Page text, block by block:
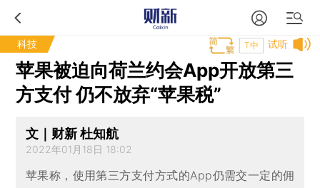
科技 试听
T中
苹果被迫向荷兰约会App开放第三
方支付 仍不放弃“苹果税”
文｜财新 杜知航
2022年01月18日 18:02
苹果称，使用第三方支付方式的App仍需交一定的佣